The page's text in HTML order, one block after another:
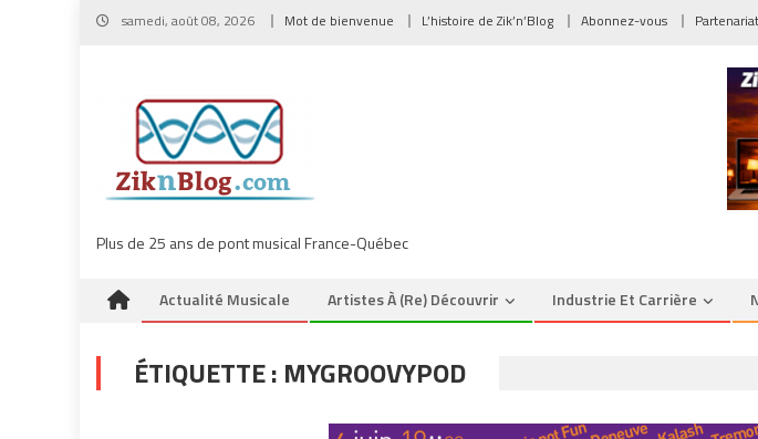
Skip
samedi, août 08, 2026 Mot de bienvenue L’histoire de Zik’n’Blog Abonnez-vous
Plus de 25 ans de pont musical France-Québec
Actualité Musicale Artistes À (re) Découvrir Industrie Et Carrière
ÉTIQUETTE : MYGROOVYPOD